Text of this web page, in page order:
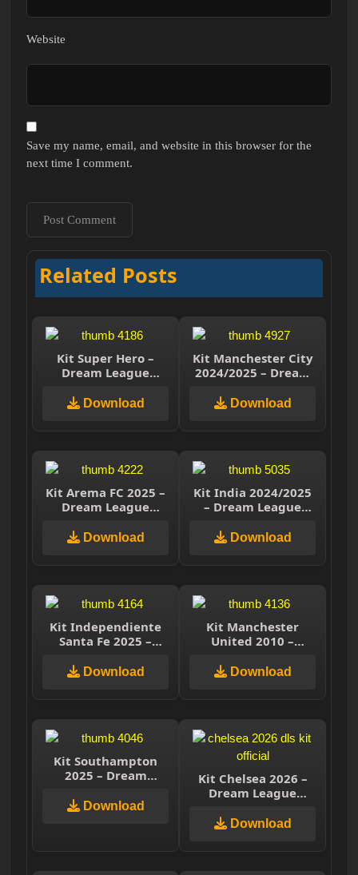
Website
Save my name, email, and website in this browser for the
next time I comment.
Related Posts
Kit Super Hero –
Dream League
Download
Kit Manchester City
2024/2025 – Dream
Download
Kit Arema FC 2025 –
Dream League
Download
Kit India 2024/2025
– Dream League
Download
Kit Independiente
Santa Fe 2025 –
Soccer 2025
Download
Kit Manchester
United 2010 –
Soccer 2025
Download
Kit Southampton
2025 – Dream
Download
Kit Chelsea 2026 –
Dream League
Download